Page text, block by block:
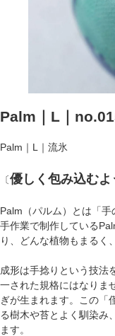
Palm｜L｜
Palm｜L｜流氷
〔優しく包み込むよ
Palm（パルム）とは「
手作業で制作している
り、どんな植物もまるく
成形は手捻りという技法
一された規格にはなりま
ぎが生まれます。この「
る樹木や苔とよく馴染み
ます。